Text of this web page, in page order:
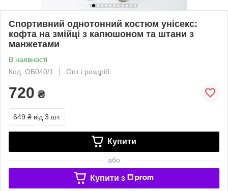
Спортивний однотонний костюм унісекс:
кофта на змійці з капюшоном та штани з
манжетами
В наявності
Код: ОБ040/1
Опт і роздріб
720 ₴
649 ₴ від 3 шт.
Купити
або
Купити з